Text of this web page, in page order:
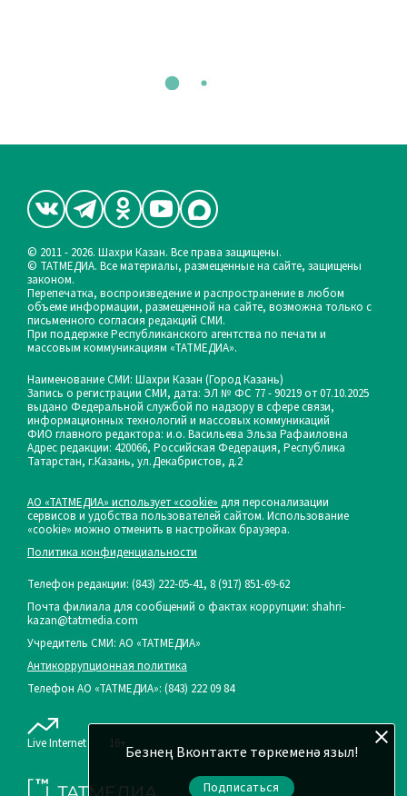
Безнең Вконтакте төркеменә языл!
Подписаться
© 2011 - 2026. Шахри Казан. Все права защищены.
© ТАТМЕДИА. Все материалы, размещенные на сайте, защищены
законом.
Перепечатка, воспроизведение и распространение в любом
объеме информации, размещенной на сайте, возможна только с
письменного согласия редакций СМИ.
При поддержке Республиканского агентства по печати и
массовым коммуникациям «ТАТМЕДИА».
Наименование СМИ: Шахри Казан (Город Казань)
Запись о регистрации СМИ, дата: ЭЛ № ФС 77 - 90219 от 07.10.2025
выдано Федеральной службой по надзору в сфере связи,
информационных технологий и массовых коммуникаций
ФИО главного редактора: и.о. Васильева Эльза Рафаиловна
Адрес редакции: 420066, Российская Федерация, Республика
Татарстан, г.Казань, ул.Декабристов, д.2
АО «ТАТМЕДИА» использует «cookie» для персонализации
сервисов и удобства пользователей сайтом. Использование
«cookie» можно отменить в настройках браузера.
Политика конфиденциальности
Телефон редакции: (843) 222-05-41, 8 (917) 851-69-62
Почта филиала для сообщений о фактах коррупции: shahri-
kazan@tatmedia.com
Учредитель СМИ: АО «ТАТМЕДИА»
Антикоррупционная политика
Телефон АО «ТАТМЕДИА»: (843) 222 09 84
Live Internet 16+